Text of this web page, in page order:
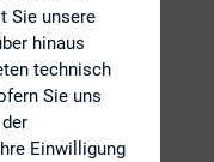
Sie unsere
hinaus
technisch
Sie uns
Einwilligung